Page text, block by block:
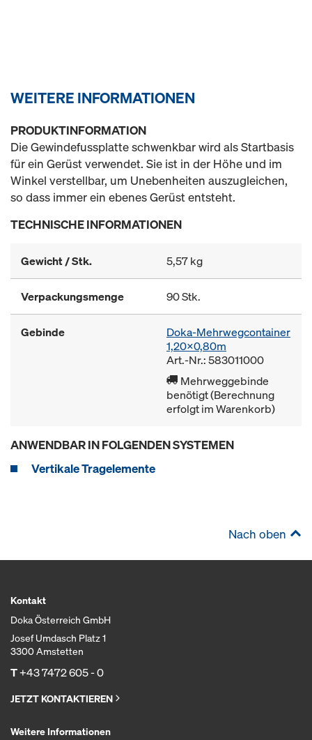
WEITERE INFORMATIONEN
PRODUKTINFORMATION
Die Gewindefussplatte schwenkbar wird als Startbasis
für ein Gerüst verwendet. Sie ist in der Höhe und im
Winkel verstellbar, um Unebenheiten auszugleichen,
so dass immer ein ebenes Gerüst entsteht.
TECHNISCHE INFORMATIONEN
Gewicht / Stk. 5,57 kg
Verpackungsmenge 90 Stk.
Gebinde
Doka-Mehrwegcontainer
1,20x0,80m
Art.-Nr.: 583011000
Mehrweggebinde
benötigt (Berechnung
erfolgt im Warenkorb)
ANWENDBAR IN FOLGENDEN SYSTEMEN
Vertikale Tragelemente
Nach oben
Kontakt
Doka Österreich GmbH
Josef Umdasch Platz 1
3300 Amstetten
T+43 7472 605 - 0
JETZT KONTAKTIEREN
Weitere Informationen